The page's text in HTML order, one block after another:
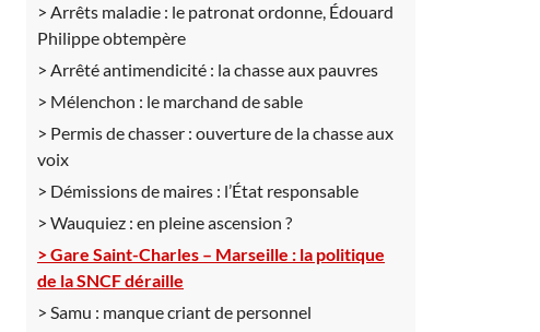
Arrêts maladie : le patronat ordonne, Édouard
Philippe obtempère
Arrêté antimendicité : la chasse aux pauvres
Mélenchon : le marchand de sable
Permis de chasser : ouverture de la chasse aux
voix
Démissions de maires : l’État responsable
Wauquiez : en pleine ascension ?
Gare Saint-Charles – Marseille : la politique
de la SNCF déraille
Samu : manque criant de personnel